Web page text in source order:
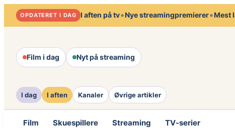
Spring
til
OPDATERET I DAG I aften på tv•Nye streamingpremierer•Mest
Film i dag Nyt på streaming
I dag I aften Kanaler Øvrige artikler
Film Skuespillere Streaming TV-serier